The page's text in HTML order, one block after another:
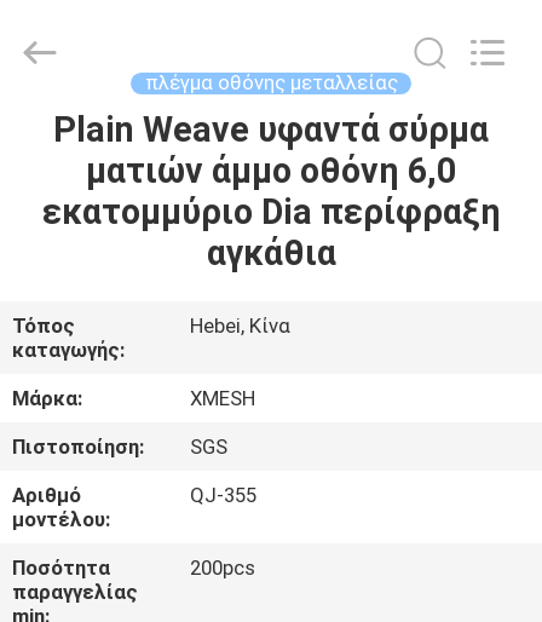
ΣΠΊΤΙ
ΠΡΟΪΌΝΤΑ
ΕΜΕΊΣ
ΓΎΡΟΣ
ΕΡΓΟΣΤΑΣΊΩΝ
ΠΟΙΟΤΙΚΌΣ
ΈΛΕΓΧΟΣ
MFG
πλέγμα οθόνης μεταλλείας
Plain Weave υφαντά σύρμα
ματιών άμμο οθόνη 6,0
εκατομμύριο Dia περίφραξη
αγκάθια
Τόπος
καταγωγής:
Hebei, Κίνα
Μάρκα:
XMESH
Πιστοποίηση:
SGS
Αριθμό
μοντέλου:
QJ-355
Ποσότητα
παραγγελίας
min:
200pcs